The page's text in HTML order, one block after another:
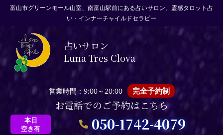
富山市グリーンモール山室、南富山駅前にある占いサロン。霊感タロット占
い・インナーチャイルドセラピー
占いサロン
Luna Tres Clova
営業時間：9:00～20:00 完全予約制
お電話でのご予約はこちら
本日
空き有
050-1742-4079